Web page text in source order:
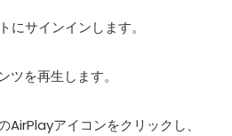
サインインします。
を再生します。
アイコンをクリックし、